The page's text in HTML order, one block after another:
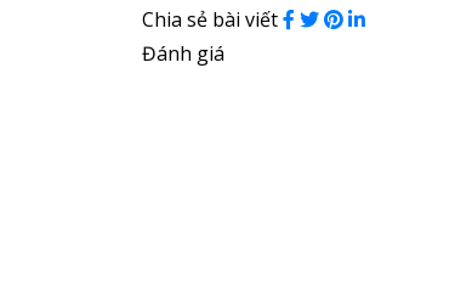
Chia sẻ bài viết
Đánh giá